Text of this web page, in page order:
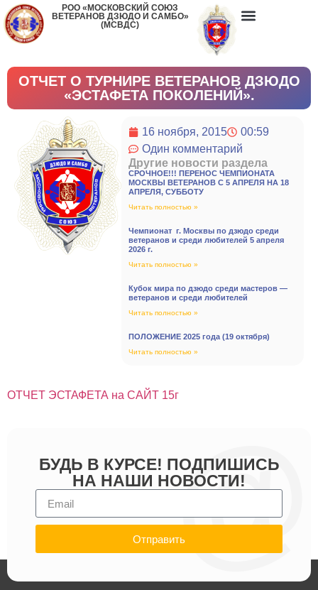
РОО «МОСКОВСКИЙ СОЮЗ
ВЕТЕРАНОВ ДЗЮДО И САМБО»
(МСВДС)
ОТЧЕТ О ТУРНИРЕ ВЕТЕРАНОВ ДЗЮДО
«ЭСТАФЕТА ПОКОЛЕНИЙ».
16 ноября, 2015
00:59
Один комментарий
Другие новости раздела
СРОЧНОЕ!!! ПЕРЕНОС ЧЕМПИОНАТА
МОСКВЫ ВЕТЕРАНОВ С 5 АПРЕЛЯ НА 18
АПРЕЛЯ, СУББОТУ
Читать полностью »
Чемпионат г. Москвы по дзюдо среди
ветеранов и среди любителей 5 апреля
2026 г.
Читать полностью »
Кубок мира по дзюдо среди мастеров —
ветеранов и среди любителей
Читать полностью »
ПОЛОЖЕНИЕ 2025 года (19 октября)
Читать полностью »
ОТЧЕТ ЭСТАФЕТА на САЙТ 15г
БУДЬ В КУРСЕ! ПОДПИШИСЬ
НА НАШИ НОВОСТИ!
Отправить